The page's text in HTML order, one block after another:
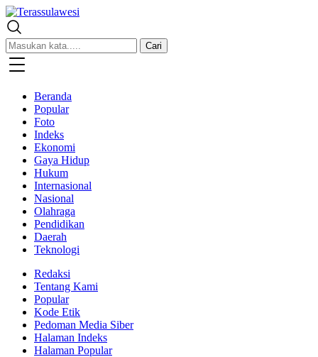
Terassulawesi
Kabar Menginspirasi
Cari
Beranda
Popular
Foto
Indeks
Ekonomi
Gaya Hidup
Hukum
Internasional
Nasional
Olahraga
Pendidikan
Daerah
Teknologi
Redaksi
Tentang Kami
Popular
Kode Etik
Pedoman Media Siber
Halaman Indeks
Halaman Popular